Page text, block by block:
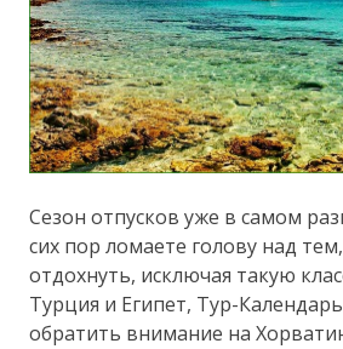
Сезон отпусков уже в самом
сих пор ломаете голову над
отдохнуть, исключая такую
Турция и Египет, Тур-
обратить внимание на